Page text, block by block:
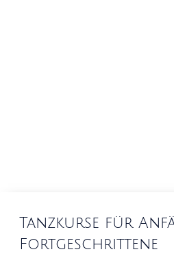
Tanzkurse für
Fortgeschrittene